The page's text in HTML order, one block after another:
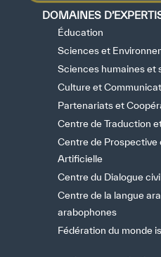
DOMAINES
Éducation
Sciences et
Sciences humaines et
Culture et
Partenariats et
Centre de Traduction
Centre de Prospective
Artificielle
Centre du Dialogue
Centre de la langue
arabophones
Fédération du monde